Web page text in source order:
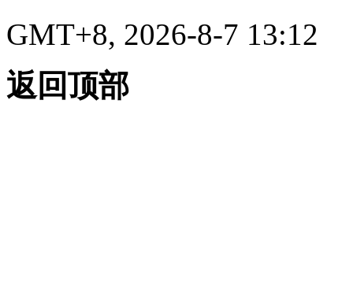
GMT+8, 2026-8-7 13:12
返回顶部